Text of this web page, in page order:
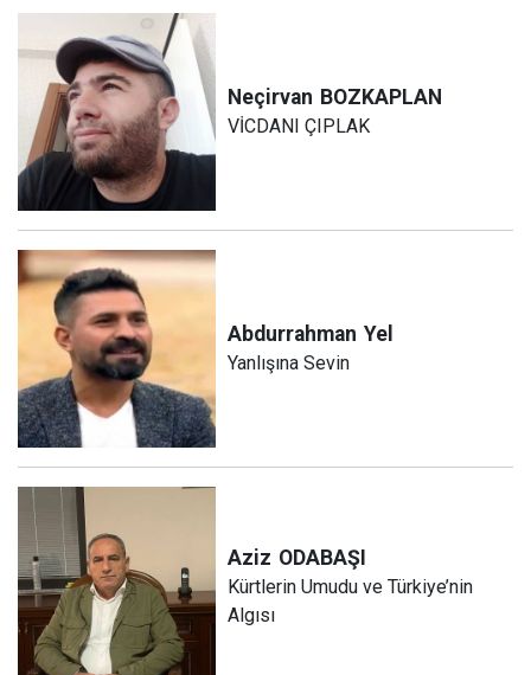
Neçirvan BOZKAPLAN
VİCDANI ÇIPLAK
Abdurrahman Yel
Yanlışına Sevin
Aziz ODABAŞI
Kürtlerin Umudu ve Türkiye’nin
Algısı